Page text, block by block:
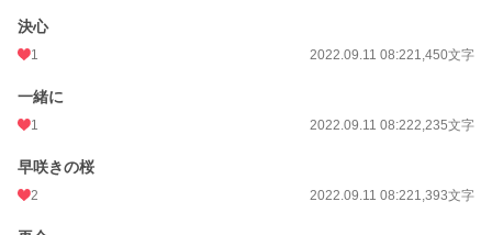
決心
1 2022.09.11 08:221,450文字
一緒に
1 2022.09.11 08:222,235文字
早咲きの桜
2 2022.09.11 08:221,393文字